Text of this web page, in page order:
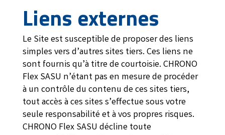
Liens externes
Le Site est susceptible de proposer des liens
simples vers d’autres sites tiers. Ces liens ne
sont fournis qu’à titre de courtoisie. CHRONO
Flex SASU n’étant pas en mesure de procéder
à un contrôle du contenu de ces sites tiers,
tout accès à ces sites s’effectue sous votre
seule responsabilité et à vos propres risques.
CHRONO Flex SASU décline toute